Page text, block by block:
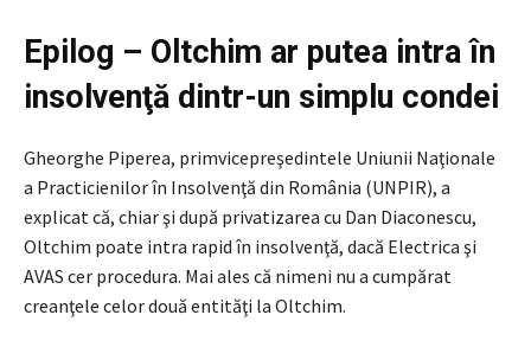
Epilog – Oltchim ar putea intra în
insolvenţă dintr-un simplu condei
Gheorghe Piperea, primvicepreşedintele Uniunii Naţionale
a Practicienilor în Insolvenţă din România (UNPIR), a
explicat că, chiar şi după privatizarea cu Dan Diaconescu,
Oltchim poate intra rapid în insolvenţă, dacă Electrica şi
AVAS cer procedura. Mai ales că nimeni nu a cumpărat
creanţele celor două entităţi la Oltchim.